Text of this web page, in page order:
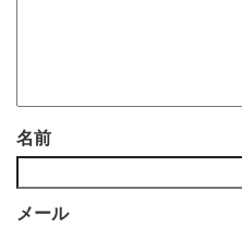
名前
メール